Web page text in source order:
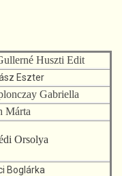
Huszti Edit
Eszter
Gabriella
Márta
Orsolya
Boglárka